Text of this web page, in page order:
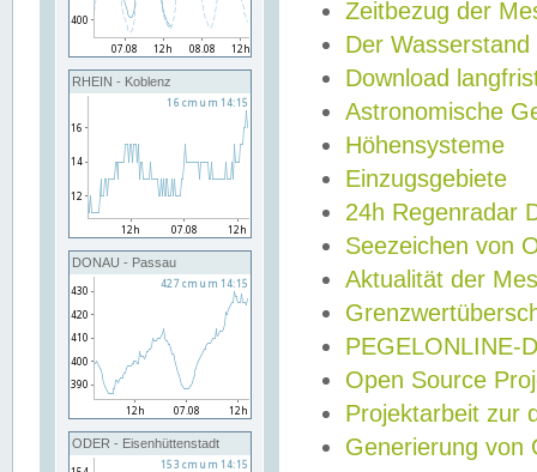
RHEIN - Koblenz
DONAU - Passau
ODER - Eisenhüttenstadt
Zeitbezug der
Der Wasserstand
Download
Astronomische
Höhensysteme
Einzugsgebiete
24h Regenradar
Seezeichen von
Aktualität der
PEGELONLINE-
Open Source
Projektarbeit zur
Generierung von